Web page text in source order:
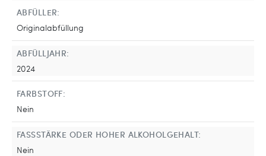
ABFÜLLER:
Originalabfüllung
ABFÜLLJAHR:
2024
FARBSTOFF:
Nein
FASSSTÄRKE ODER HOHER ALKOHOLGEHALT:
Nein